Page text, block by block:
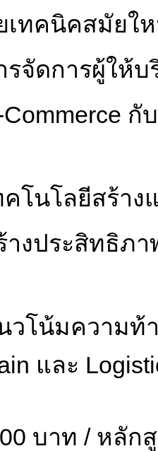
เทคนิคสมัยใ
รจัดการผู้ให้
Commerce กั
คโนโลยีสร้า
างประสิทธิภ
วโน้มความท้
และ
บาท / หลัก